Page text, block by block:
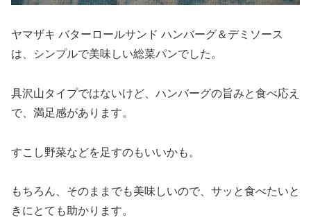
ヤマザキ バターロールサンド ハンバーグ＆デミソース
は、シンプルで美味しい総菜パンでした。
具沢山タイプではないけど、ハンバーグの旨みと食べ応え
で、満足感があります。
すこし野菜などを足すのもいいかも。
もちろん、そのままでも美味しいので、サッと食べたいと
きにとても助かります。